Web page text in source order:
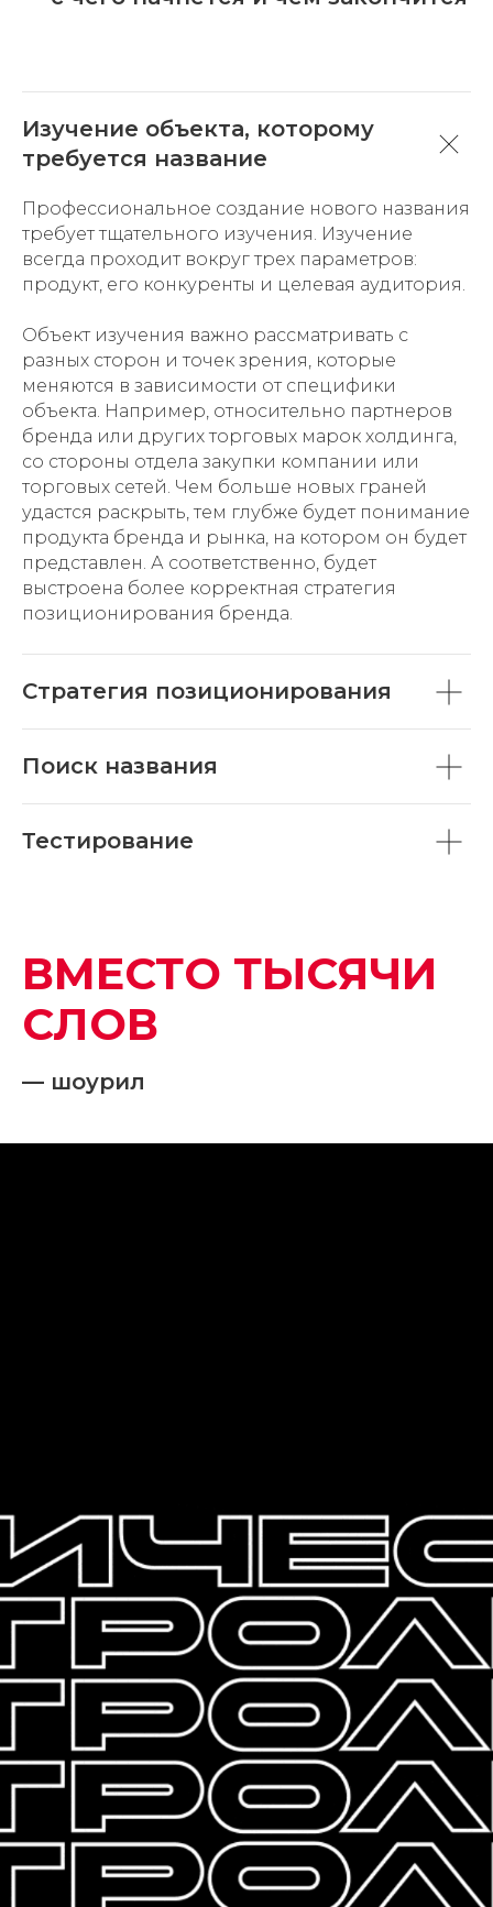
Изучение объекта, которому
требуется название
Профессиональное создание нового названия
требует тщательного изучения. Изучение
всегда проходит вокруг трех параметров:
продукт, его конкуренты и целевая аудитория.
Объект изучения важно рассматривать с
разных сторон и точек зрения, которые
меняются в зависимости от специфики
объекта. Например, относительно партнеров
бренда или других торговых марок холдинга,
со стороны отдела закупки компании или
торговых сетей. Чем больше новых граней
удастся раскрыть, тем глубже будет понимание
продукта бренда и рынка, на котором он будет
представлен. А соответственно, будет
выстроена более корректная стратегия
позиционирования бренда.
Стратегия позиционирования
Поиск названия
Тестирование
ВМЕСТО ТЫСЯЧИ
СЛОВ
— шоурил